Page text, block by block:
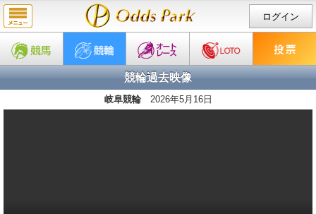
ログイン
競輪過去映像
岐阜競輪 2026年5月16日